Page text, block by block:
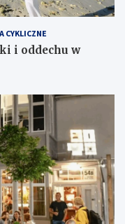
CYKLICZNE
i oddechu w